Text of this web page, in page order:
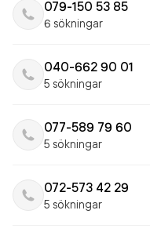
079-150 53 85
6 sökningar
040-662 90 01
5 sökningar
077-589 79 60
5 sökningar
072-573 42 29
5 sökningar